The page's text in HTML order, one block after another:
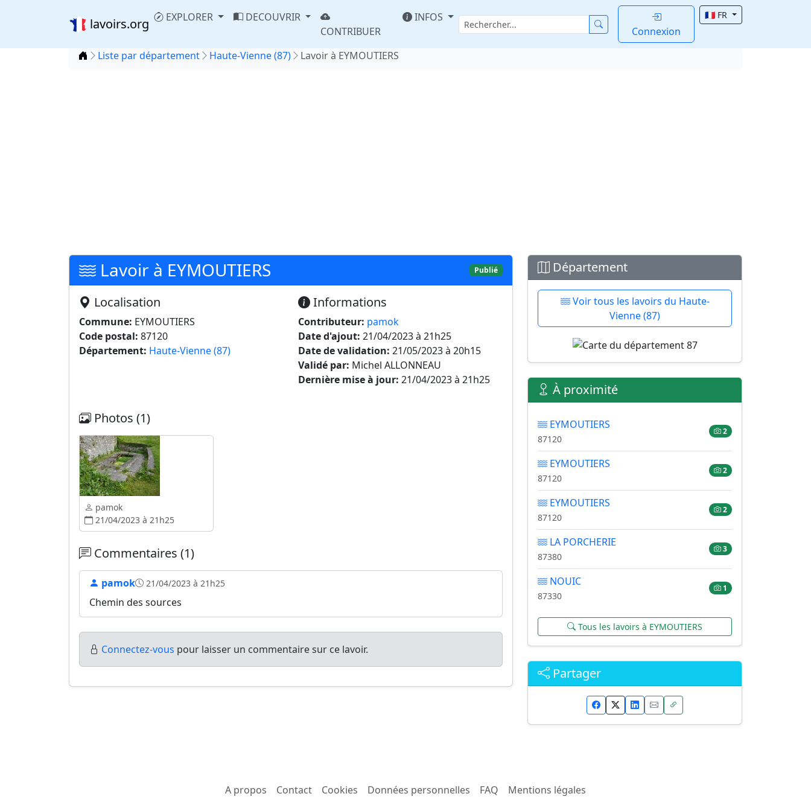
lavoirs.org EXPLORER
DECOUVRIR
CONTRIBUER
INFOS
Connexion
🇫🇷 FR
Accueil
Liste par département Haute-Vienne (87) Lavoir à EYMOUTIERS
Lavoir à EYMOUTIERS Publié
Localisation
Commune: EYMOUTIERS
Code postal: 87120
Département: Haute-Vienne (87)
Informations
Contributeur: pamok
Date d'ajout: 21/04/2023 à 21h25
Date de validation: 21/05/2023 à 20h15
Validé par: Michel ALLONNEAU
Dernière mise à jour: 21/04/2023 à 21h25
Photos (1)
pamok
21/04/2023 à 21h25
Commentaires (1)
pamok 21/04/2023 à 21h25
Chemin des sources
Connectez-vous pour laisser un commentaire sur ce lavoir.
Département
Voir tous les lavoirs du Haute-
Vienne (87)
À proximité
EYMOUTIERS
87120
2
EYMOUTIERS
87120
2
EYMOUTIERS
87120
2
LA PORCHERIE
87380
3
NOUIC
87330
1
Tous les lavoirs à EYMOUTIERS
Partager
A propos Contact Cookies Données personnelles FAQ Mentions légales